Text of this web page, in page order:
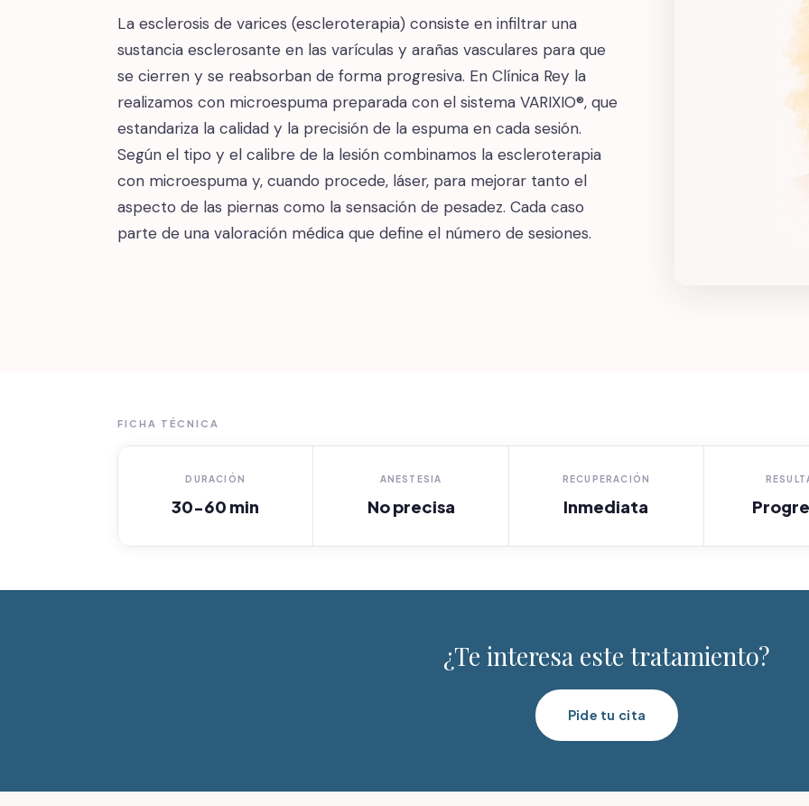
La esclerosis de varices (escleroterapia) consiste en infiltrar una
sustancia esclerosante en las varículas y arañas vasculares para que
se cierren y se reabsorban de forma progresiva. En Clínica Rey la
realizamos con microespuma preparada con el sistema VARIXIO®, que
estandariza la calidad y la precisión de la espuma en cada sesión.
Según el tipo y el calibre de la lesión combinamos la escleroterapia
con microespuma y, cuando procede, láser, para mejorar tanto el
aspecto de las piernas como la sensación de pesadez. Cada caso
parte de una valoración médica que define el número de sesiones.
FICHA TÉCNICA
DURACIÓN
30-60 min
ANESTESIA
No precisa
RECUPERACIÓN
Inmediata
¿Te interesa este tratamiento?
Pide tu cita